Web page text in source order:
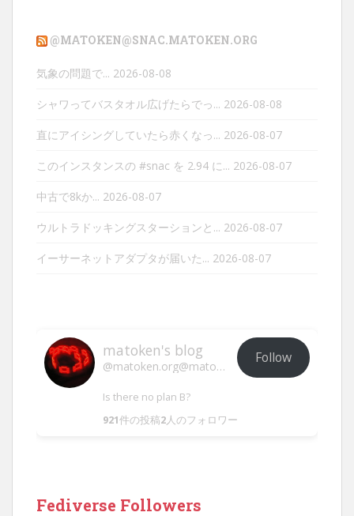
@MATOKEN@SNAC.MATOKEN.ORG
気象の問題で... 2026-08-08
シャワってバスタオル広げたらでっ... 2026-08-08
直にアイシングしていたら赤くなっ... 2026-08-07
このインスタンスの #snac を 2.94 に... 2026-08-07
中古で8kか... 2026-08-07
ウルトラドッキングスターションと... 2026-08-07
イーサーネットアダプタが届いた... 2026-08-07
matoken's blog
@matoken.org@matoken.org
Follow
Is there no plan B?
921件の投稿2人のフォロワー
Fediverse Followers